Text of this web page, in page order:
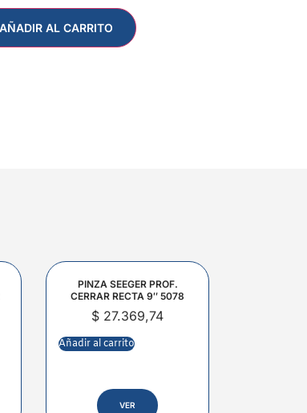
AÑADIR AL CARRITO
PINZA SEEGER PROF.
CERRAR RECTA 9″ 5078
$ 27.369,74
Añadir al carrito
VER